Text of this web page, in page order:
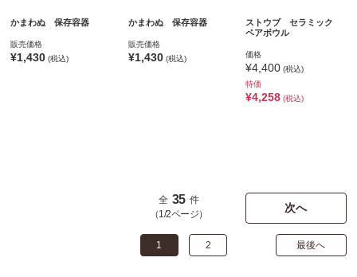
かまわぬ 保存容器
販売価格
¥1,430 (税込)
かまわぬ 保存容器
販売価格
¥1,430(税込)
ストウブ セラミック
ペアボウル
価格
¥4,400 (税込)
特価
¥4,258 (税込)
次へ
全 35 件
（1/2ページ）
1 2 最後へ